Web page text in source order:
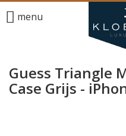
menu
Guess Triangle
Case Grijs -